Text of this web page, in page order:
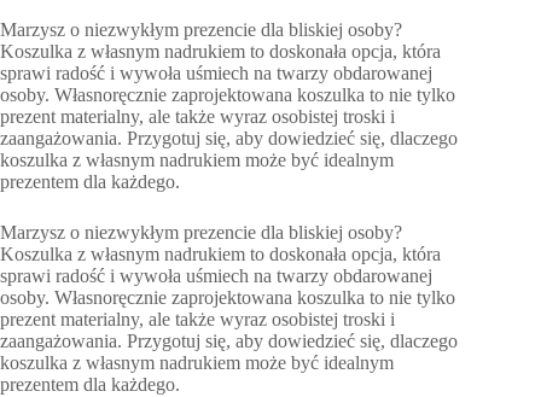
Marzysz o niezwykłym prezencie dla bliskiej osoby?
Koszulka z własnym nadrukiem to doskonała opcja, która
sprawi radość i wywoła uśmiech na twarzy obdarowanej
osoby. Własnoręcznie zaprojektowana koszulka to nie tylko
prezent materialny, ale także wyraz osobistej troski i
zaangażowania. Przygotuj się, aby dowiedzieć się, dlaczego
koszulka z własnym nadrukiem może być idealnym
prezentem dla każdego.
Marzysz o niezwykłym prezencie dla bliskiej osoby?
Koszulka z własnym nadrukiem to doskonała opcja, która
sprawi radość i wywoła uśmiech na twarzy obdarowanej
osoby. Własnoręcznie zaprojektowana koszulka to nie tylko
prezent materialny, ale także wyraz osobistej troski i
zaangażowania. Przygotuj się, aby dowiedzieć się, dlaczego
koszulka z własnym nadrukiem może być idealnym
prezentem dla każdego.